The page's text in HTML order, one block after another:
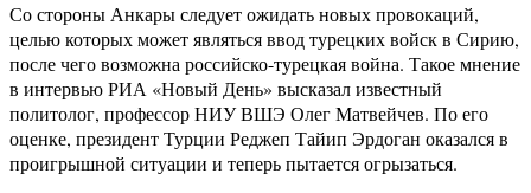
Со стороны Анкары следует ожидать новых провокаций,
целью которых может являться ввод турецких войск в Сирию,
после чего возможна российско-турецкая война. Такое мнение
в интервью РИА «Новый День» высказал известный
политолог, профессор НИУ ВШЭ Олег Матвейчев. По его
оценке, президент Турции Реджеп Тайип Эрдоган оказался в
проигрышной ситуации и теперь пытается огрызаться.